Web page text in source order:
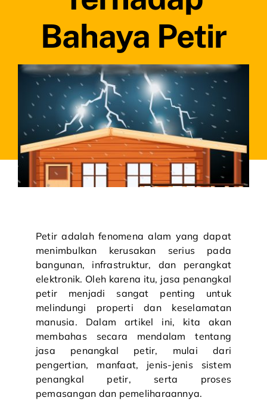
Bahaya Petir
Petir adalah fenomena alam yang dapat
menimbulkan kerusakan serius pada
bangunan, infrastruktur, dan perangkat
elektronik. Oleh karena itu, jasa penangkal
petir menjadi sangat penting untuk
melindungi properti dan keselamatan
manusia. Dalam artikel ini, kita akan
membahas secara mendalam tentang
jasa penangkal petir, mulai dari
pengertian, manfaat, jenis-jenis sistem
penangkal petir, serta proses
pemasangan dan pemeliharaannya.